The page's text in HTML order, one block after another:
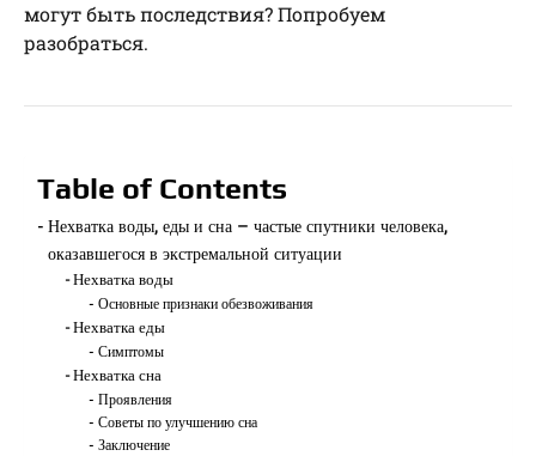
могут быть последствия? Попробуем
разобраться.
Table of Contents
Нехватка воды, еды и сна – частые спутники человека,
оказавшегося в экстремальной ситуации
Нехватка воды
Основные признаки обезвоживания
Нехватка еды
Симптомы
Нехватка сна
Проявления
Советы по улучшению сна
Заключение